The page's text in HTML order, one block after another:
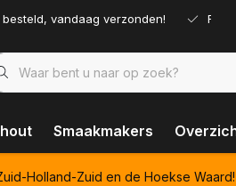
besteld, vandaag verzonden!
Smaakmakers
Holland-Zuid en de Hoekse